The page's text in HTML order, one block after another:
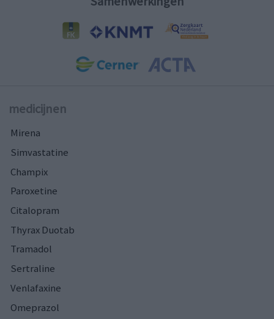
medicijnen
Mirena
Simvastatine
Champix
Paroxetine
Citalopram
Thyrax Duotab
Tramadol
Sertraline
Venlafaxine
Omeprazol